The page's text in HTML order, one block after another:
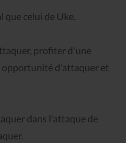
que celui de Uke.
profiter d'une
d'attaquer et
dans l'attaque de